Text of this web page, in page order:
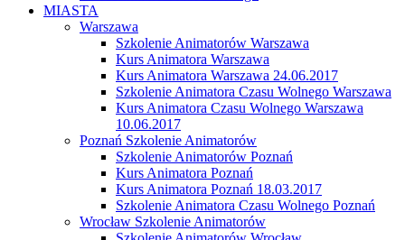
MIASTA
Warszawa
Szkolenie Animatorów Warszawa
Kurs Animatora Warszawa
Kurs Animatora Warszawa 24.06.2017
Szkolenie Animatora Czasu Wolnego Warszawa
Kurs Animatora Czasu Wolnego Warszawa
10.06.2017
Poznań Szkolenie Animatorów
Szkolenie Animatorów Poznań
Kurs Animatora Poznań
Kurs Animatora Poznań 18.03.2017
Szkolenie Animatora Czasu Wolnego Poznań
Wrocław Szkolenie Animatorów